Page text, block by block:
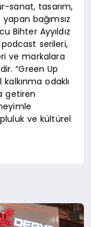
sanat, tasarım,
bağımsız
Bihter Ayyıldız
podcast serileri,
ve markalara
“Green Up
odaklı
getiren
ve kültürel